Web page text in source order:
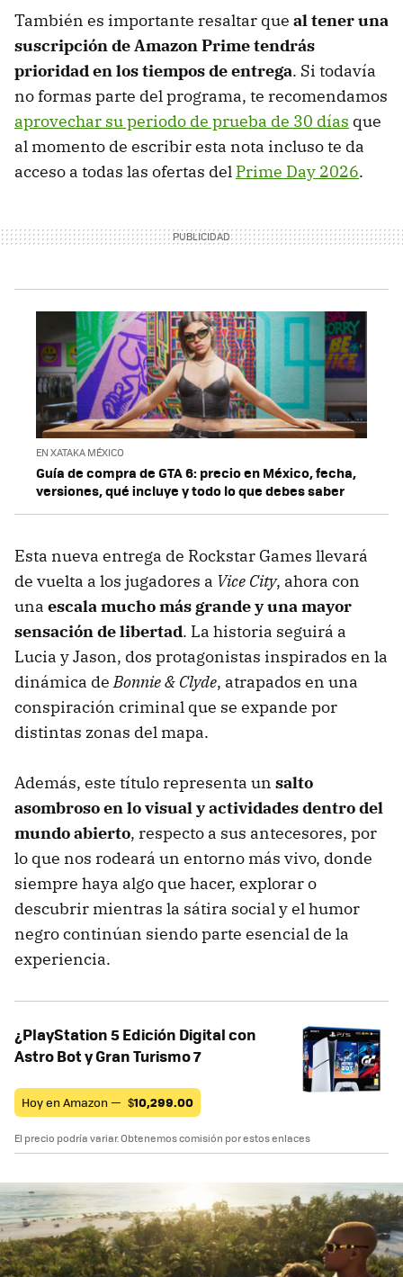
También es importante resaltar que al tener una
suscripción de Amazon Primetendrás
prioridad en los tiempos de entrega. Si todavía
no formas parte del programa, te recomendamos
aprovechar su periodo de prueba de 30 días que
al momento de escribir esta nota incluso te da
acceso a todas las ofertas del Prime Day 2026.
EN XATAKA MÉXICO
Guía de compra de GTA 6: precio en México, fecha,
versiones, qué incluye y todo lo que debes saber
Esta nueva entrega de Rockstar Games llevará
de vuelta a los jugadores a Vice City, ahora con
una escala mucho más grande y una mayor
sensación de libertad. La historia seguirá a
Lucia y Jason, dos protagonistas inspirados en la
dinámica deBonnie & Clyde, atrapados en una
conspiración criminal que se expande por
distintas zonas del mapa.
Además, este título representa un salto
asombroso en lo visual y actividades dentro del
mundo abierto, respecto a sus antecesores, por
lo que nos rodeará un entorno más vivo, donde
siempre haya algo que hacer, explorar o
descubrir mientras la sátira social y el humor
negro continúan siendo parte esencial de la
experiencia.
¿PlayStation 5 Edición Digital con
Astro Bot y Gran Turismo 7
Hoy en Amazon — $10,299.00
El precio podría variar. Obtenemos comisión por estos enlaces